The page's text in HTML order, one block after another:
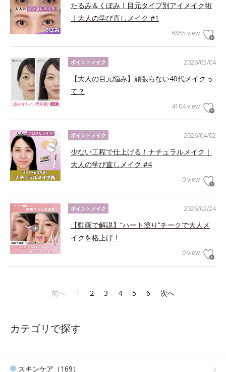
たるみ＆くぼみ！目元タイプ別アイメイク術
｜大人の学び直しメイク #1
6855 view
2026/05/04
ポイントメイク
【大人の目元悩み】頑張らない40代メイクっ
て？
4104 view
2026/04/02
ポイントメイク
少ない工程で仕上げる！ナチュラルメイク｜
大人の学び直しメイク #4
0 view
2026/02/24
ポイントメイク
【動画で解説】“ハート塗り”チークで大人メ
イクを格上げ！
0 view
前へ 1 2 3 4 5 6 次へ
カテゴリで探す
スキンケア（169）